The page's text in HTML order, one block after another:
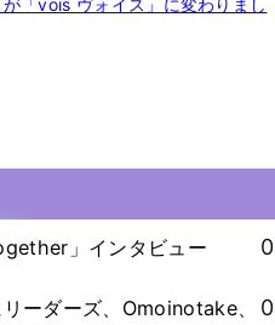
vois ヴォイス」に変わりまし
」インタビュー
0
ーダーズ、Omoinotake、
0